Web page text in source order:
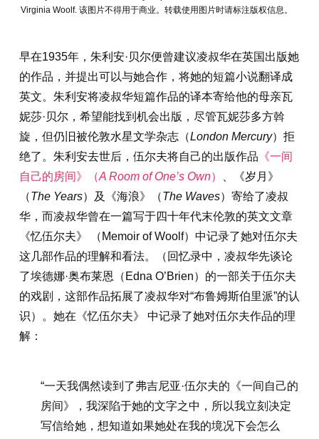
Virginia Woolf. 该图片不得用于商业。转载使用图片时请标注版权信息。
早在1935年，朱利安·贝尔便曾建议凌叔华在英国出版她
的作品，并提出可以与她合作，将她的短篇小说翻译成
英文。朱利安将凌叔华短篇作品的译本寄给他的母亲瓦
妮莎·贝尔，希望能找到机会出版，尽管瓦妮莎多方斡
旋，但仍旧被伦敦水星文学杂志（London Mercury）拒
绝了。朱利安去世后，伍尔夫将自己的出版作品 《一间
自己的房间》（A Room of One’s Own）
、《岁月》
（The Years）及《海浪》（The Waves）寄给了凌叔
华，而凌叔华曾在一篇写于四十年代末伦敦的英文文章
《忆伍尔夫》 （Memoir of Woolf）中记录了她对伍尔夫
这几部作品的理解和看法。（回忆录中，凌叔华先谈论
了埃德娜·奥布莱恩（Edna O’Brien）的一部关于伍尔夫
的戏剧，这部作品拓展了凌叔华对“布鲁姆斯伯里派”的认
识）。她在《忆伍尔夫》 中记录了她对伍尔夫作品的理
解：
“一天我偶然读到了弗吉尼亚·伍尔夫的《一间自己的
房间》，我深陷于她的文字之中，所以我立刻决定
写信给她，想知道如果她处在我的境况下会怎么